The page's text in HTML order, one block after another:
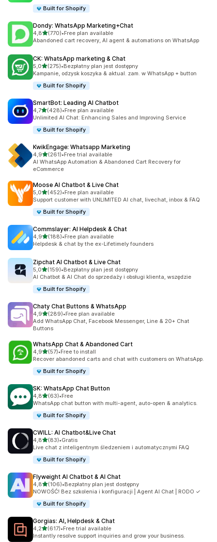
Built for Shopify
Dondy: WhatsApp Marketing+Chat
4,8na 5 gwiazdek
(770)
Łączna liczba recenzji: 770
•Free plan available
Abandoned cart recovery, AI agent & automations on WhatsApp
CK: WhatsApp marketing & Chat
5,0na 5 gwiazdek
(275)
Łączna liczba recenzji: 275
•Bezpłatny plan jest dostępny
Kampanie, odzysk koszyka & aktual. zam. w WhatsApp + button
Built for Shopify
SmartBot: Leading AI Chatbot
4,7na 5 gwiazdek
(428)
Łączna liczba recenzji: 428
•Free plan available
Unlimited AI Chat: Enhancing Sales and Improving Service
Built for Shopify
KwikEngage: Whatsapp Marketing
4,9na 5 gwiazdek
(261)
Łączna liczba recenzji: 261
•Free trial available
AI WhatsApp Automation & Abandoned Cart Recovery for
eCommerce
Moose AI Chatbot & Live Chat
5,0na 5 gwiazdek
(452)
Łączna liczba recenzji: 452
•Free plan available
Support customer with UNLIMITED AI chat, livechat, inbox & FAQ
Built for Shopify
Commslayer: AI Helpdesk & Chat
4,9na 5 gwiazdek
(188)
Łączna liczba recenzji: 188
•Free plan available
Helpdesk & chat by the ex-Lifetimely founders
Zipchat AI Chatbot & Live Chat
5,0na 5 gwiazdek
(159)
Łączna liczba recenzji: 159
•Bezpłatny plan jest dostępny
AI Chatbot & AI Chat do sprzedaży i obsługi klienta, wszędzie
Built for Shopify
Chaty Chat Buttons & WhatsApp
4,9na 5 gwiazdek
(289)
Łączna liczba recenzji: 289
•Free plan available
Add WhatsApp Chat, Facebook Messenger, Line & 20+ Chat
Buttons
WhatsApp Chat & Abandoned Cart
4,9na 5 gwiazdek
(57)
Łączna liczba recenzji: 57
•Free to install
Recover abandoned carts and chat with customers on WhatsApp.
Built for Shopify
SK: WhatsApp Chat Button
4,8na 5 gwiazdek
(63)
Łączna liczba recenzji: 63
•Free
WhatsApp chat button with multi-agent, auto-open & analytics.
Built for Shopify
CWILL: AI Chatbot&Live Chat
4,8na 5 gwiazdek
(83)
Łączna liczba recenzji: 83
•Gratis
Live chat z inteligentnym śledzeniem i automatycznymi FAQ
Built for Shopify
Flyweight AI Chatbot & AI Chat
4,8na 5 gwiazdek
(106)
Łączna liczba recenzji: 106
•Bezpłatny plan jest dostępny
NOWOŚĆ! Bez szkolenia i konfiguracji | Agent AI Chat | RODO ✓
Built for Shopify
Gorgias: AI, Helpdesk & Chat
4,2na 5 gwiazdek
(617)
Łączna liczba recenzji: 617
•Free trial available
Instantly resolve support inquiries and grow your business.